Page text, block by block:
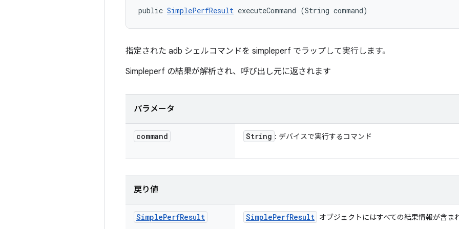
public SimplePerfResult executeCommand (String command)
指定された adb シェルコマンドを simpleperf でラップして実行します。
Simpleperf の結果が解析され、呼び出し元に返されます
パラメータ
command String : デバイスで実行するコマンド
戻り値
SimplePerfResult SimplePerfResult オブジェクトにはすべての結果情報が含ま